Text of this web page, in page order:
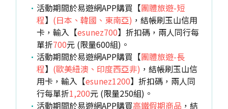
活動期間於易遊網APP購買【團體旅遊-短
程】 (日本、韓國、東南亞) ，結帳刷玉山信用
卡，輸入【esunez700】折扣碼，兩人同行每
單折700元 (限量600組)。
活動期間於易遊網APP購買【團體旅遊-長
程】 (歐美紐澳、印度西亞非) ，結帳刷玉山信
用卡，輸入【esunez1200】折扣碼，兩人同
行每單折1,200元 (限量250組)。
活動期間於易遊網APP購買高鐵假期商品 ，結